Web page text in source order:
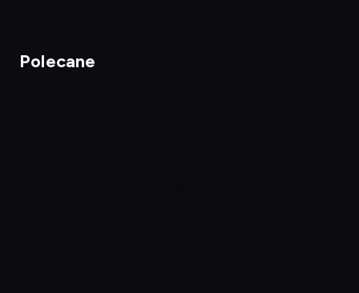
Polecane